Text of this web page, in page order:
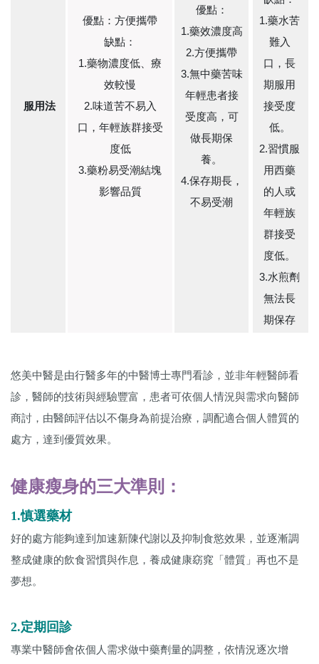
服用法
優點：方便攜帶
缺點：
1.藥物濃度低、療
效較慢
2.味道苦不易入
口，年輕族群接受
度低
3.藥粉易受潮結塊
影響品質
優點：
1.藥效濃度高
2.方便攜帶
3.無中藥苦味
年輕患者接
受度高，可
做長期保
養。
4.保存期長，
不易受潮
1.藥水苦
難入
口，長
期服用
接受度
低。
2.習慣服
用西藥
的人或
年輕族
群接受
度低。
3.水煎劑
無法長
期保存
悠美中醫是由行醫多年的中醫博士專門看診，並非年輕醫師看
診，醫師的技術與經驗豐富，患者可依個人情況與需求向醫師
商討，由醫師評估以不傷身為前提治療，調配適合個人體質的
處方，達到優質效果。
健康瘦身的三大準則：
1.慎選藥材
好的處方能夠達到加速新陳代謝以及抑制食慾效果，並逐漸調
整成健康的飲食習慣與作息，養成健康窈窕「體質」再也不是
夢想。
2.定期回診
專業中醫師會依個人需求做中藥劑量的調整，依情況逐次增